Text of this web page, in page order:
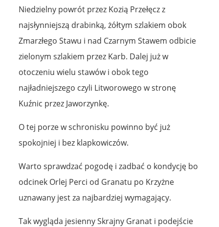
Niedzielny powrót przez Kozią Przełęcz z
najsłynniejszą drabinką, żółtym szlakiem obok
Zmarzłego Stawu i nad Czarnym Stawem odbicie
zielonym szlakiem przez Karb. Dalej już w
otoczeniu wielu stawów i obok tego
najładniejszego czyli Litworowego w stronę
Kuźnic przez Jaworzynkę.
O tej porze w schronisku powinno być już
spokojniej i bez klapkowiczów.
Warto sprawdzać pogodę i zadbać o kondycję bo
odcinek Orlej Perci od Granatu po Krzyżne
uznawany jest za najbardziej wymagający.
Tak wygląda jesienny Skrajny Granat i podejście